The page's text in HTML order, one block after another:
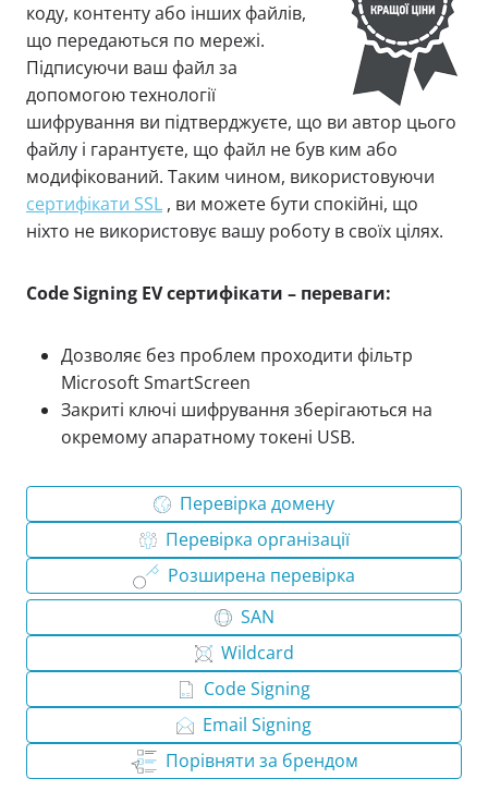
коду, контенту або інших файлів,
що передаються по мережі.
Підписуючи ваш файл за
допомогою технології
шифрування ви підтверджуєте, що ви автор цього
файлу і гарантуєте, що файл не був ким або
модифікований. Таким чином, використовуючи
сертифікати SSL , ви можете бути спокійні, що
ніхто не використовує вашу роботу в своїх цілях.
Code Signing EV сертифікати – переваги:
Дозволяє без проблем проходити фільтр
Microsoft SmartScreen
Закриті ключі шифрування зберігаються на
окремому апаратному токені USB.
Перевірка домену
Перевірка організації
Розширена перевірка
SAN
Wildcard
Code Signing
Email Signing
Порівняти за брендом